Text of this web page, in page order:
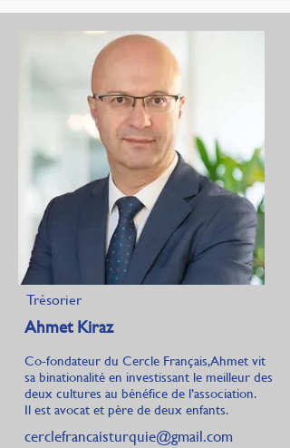
Trésorier
Ahmet Kiraz
Co-fondateur du Cercle Français, Ahmet vit
sa binationalité en investissant le meilleur des
deux cultures au bénéfice de l’association.
Il est avocat et père de deux enfants.
cerclefrancaisturquie@gmail.com